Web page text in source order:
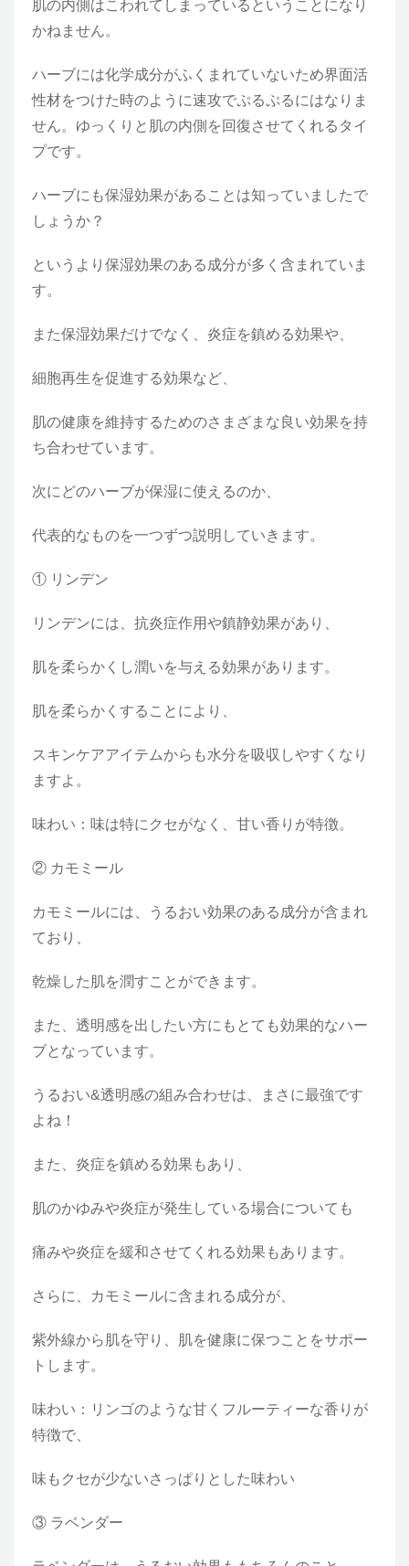
肌の内側はこわれてしまっているということになり
かねません。
ハーブには化学成分がふくまれていないため界面活
性材をつけた時のように速攻でぷるぷるにはなりま
せん。ゆっくりと肌の内側を回復させてくれるタイ
プです。
ハーブにも保湿効果があることは知っていましたで
しょうか？
というより保湿効果のある成分が多く含まれていま
す。
また保湿効果だけでなく、炎症を鎮める効果や、
細胞再生を促進する効果など、
肌の健康を維持するためのさまざまな良い効果を持
ち合わせています。
次にどのハーブが保湿に使えるのか、
代表的なものを一つずつ説明していきます。
① リンデン
リンデンには、抗炎症作用や鎮静効果があり、
肌を柔らかくし潤いを与える効果があります。
肌を柔らかくすることにより、
スキンケアアイテムからも水分を吸収しやすくなり
ますよ。
味わい：味は特にクセがなく、甘い香りが特徴。
② カモミール
カモミールには、うるおい効果のある成分が含まれ
ており、
乾燥した肌を潤すことができます。
また、透明感を出したい方にもとても効果的なハー
ブとなっています。
うるおい&透明感の組み合わせは、まさに最強です
よね！
また、炎症を鎮める効果もあり、
肌のかゆみや炎症が発生している場合についても
痛みや炎症を緩和させてくれる効果もあります。
さらに、カモミールに含まれる成分が、
紫外線から肌を守り、肌を健康に保つことをサポー
トします。
味わい：リンゴのような甘くフルーティーな香りが
特徴で、
味もクセが少ないさっぱりとした味わい
③ ラベンダー